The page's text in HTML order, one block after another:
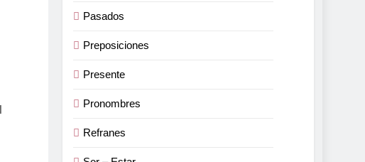
Pasados
Preposiciones
Presente
Pronombres
Refranes